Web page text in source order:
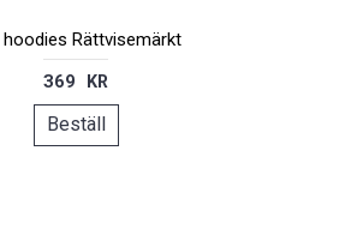
hoodies Rättvisemärkt
369 KR
Beställ